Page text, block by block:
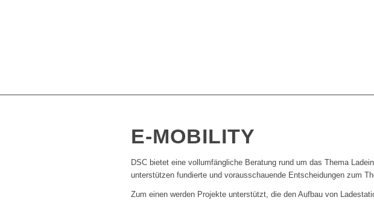
E-MOBILITY
DSC bietet eine vollumfängliche Beratung rund um das Thema
unterstützen fundierte und vorausschauende Entscheidungen zum
Zum einen werden Projekte unterstützt, die den Aufbau von